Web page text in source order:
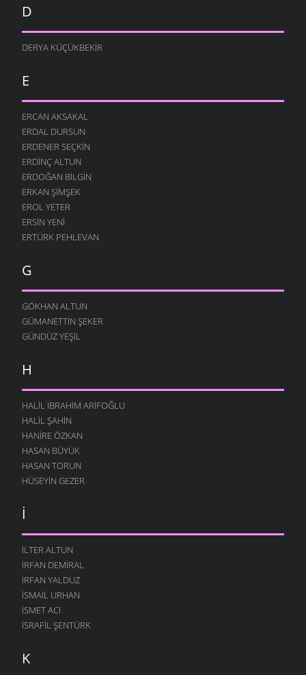
D
DERYA KÜÇÜKBEKIR
E
ERCAN AKSAKAL
ERDAL DURSUN
ERDENER SEÇKIN
ERDINÇ ALTUN
ERDOĞAN BILGIN
ERKAN ŞIMŞEK
EROL YETER
ERSIN YENI
ERTÜRK PEHLEVAN
G
GÖKHAN ALTUN
GÜMANETTIN ŞEKER
GÜNDÜZ YEŞIL
H
HALIL İBRAHIM ARIFOĞLU
HALIL ŞAHIN
HANIRE ÖZKAN
HASAN BÜYÜK
HASAN TORUN
HÜSEYIN GEZER
İ
ILTER ALTUN
İRFAN DEMIRAL
İRFAN YALDUZ
İSMAIL URHAN
İSMET ACI
İSRAFIL ŞENTÜRK
K